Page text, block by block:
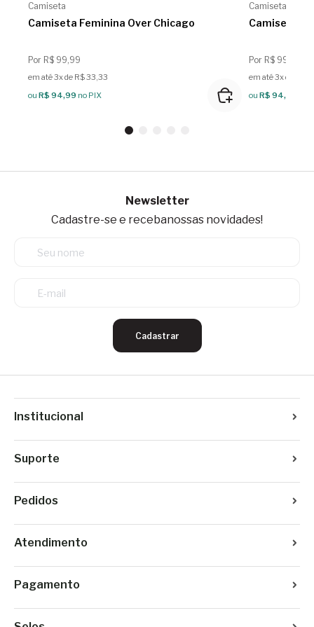
Camiseta
Camiseta Feminina Over Chicago
Por R$ 99,99
em até 3x de R$ 33,33
ou R$ 94,99 no PIX
Camiseta
Camiseta
Por R$ 99,99
em até 3x de R$
ou R$ 94,99
Newsletter
Cadastre-se e recebanossas novidades!
Cadastrar
Institucional
Suporte
Pedidos
Atendimento
Pagamento